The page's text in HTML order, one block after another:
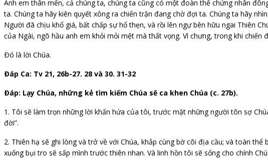
Anh em thân mến, cả chúng ta, chúng ta cũng có một đoàn thể chứng nhân
ta. Chúng ta hãy kiên quyết xông ra chiến trận đang chờ đợi ta. Chúng ta hãy
Người đã chịu khổ giá, bất chấp sự hổ thẹn, và rồi lên ngự bên hữu ngai Thiên
của Ngài, ngõ hầu anh em khỏi mỏi mệt mà thất vọng. Vì chưng, trong khi chiến
Ðó là lời Chúa.
Ðáp Ca: Tv 21, 26b-27. 28 và 30. 31-32
Ðáp: Lạy Chúa, những kẻ tìm kiếm Chúa sẽ ca khen Chúa (c. 27b).
1. Tôi sẽ làm trọn những lời khấn hứa của tôi, trước mặt những người tôn sợ
đời”.
2. Thiên hạ sẽ ghi lòng và trở về với Chúa, khắp cùng bờ cõi địa cầu; và toàn
xuống bụi tro sẽ sấp mình trước thiên nhan. Và linh hồn tôi sẽ sống cho chính